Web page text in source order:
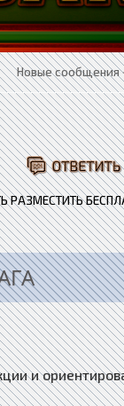
Новые сообщения
РАЗМЕСТИТЬ
и